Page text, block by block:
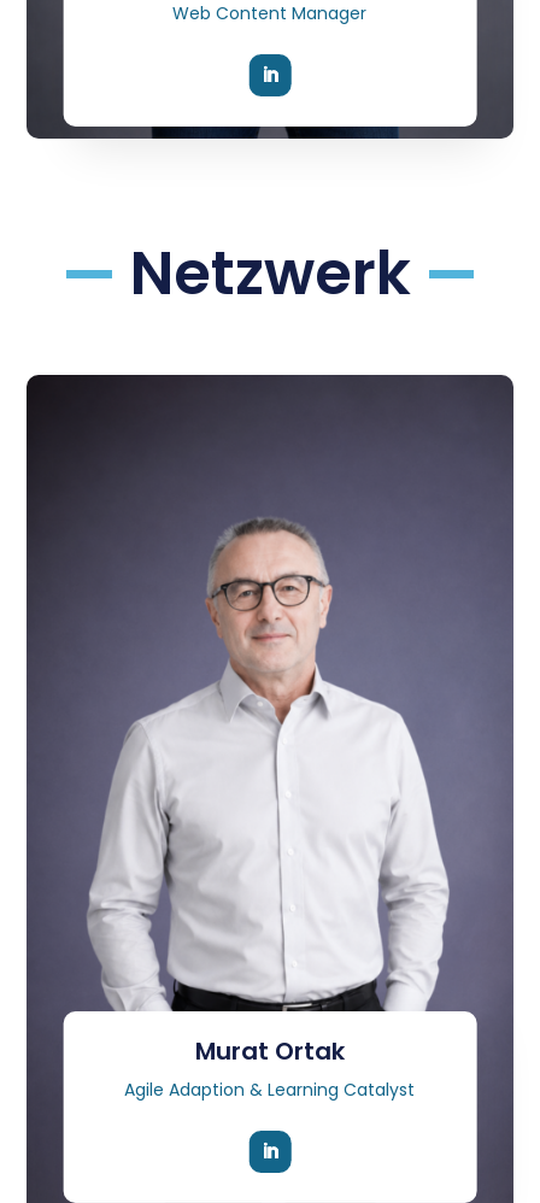
Web Content Manager
Netzwerk
Murat Ortak
Agile Adaption & Learning Catalyst